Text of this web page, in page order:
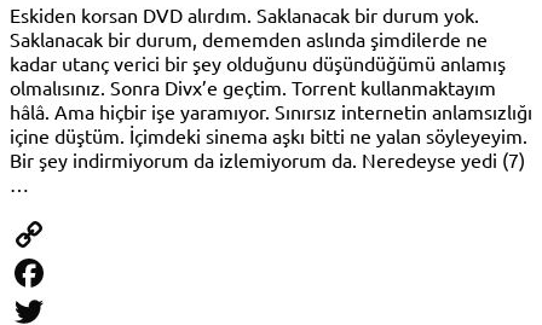
Eskiden korsan DVD alırdım. Saklanacak bir durum yok.
Saklanacak bir durum, dememden aslında şimdilerde ne
kadar utanç verici bir şey olduğunu düşündüğümü anlamış
olmalısınız. Sonra Divx’e geçtim. Torrent kullanmaktayım
hâlâ. Ama hiçbir işe yaramıyor. Sınırsız internetin anlamsızlığı
içine düştüm. İçimdeki sinema aşkı bitti ne yalan söyleyeyim.
Bir şey indirmiyorum da izlemiyorum da. Neredeyse yedi (7)
Copy
Link
Facebook